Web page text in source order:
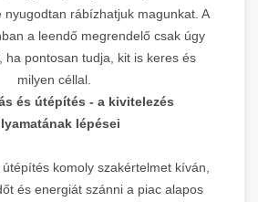
nyugodtan rábízhatjuk magunkat. A
a leendő megrendelő csak úgy
ha pontosan tudja, kit is keres és
milyen céllal.
és útépítés - a kivitelezés
lépései
komoly szakértelmet kíván,
és energiát szánni a piac alapos